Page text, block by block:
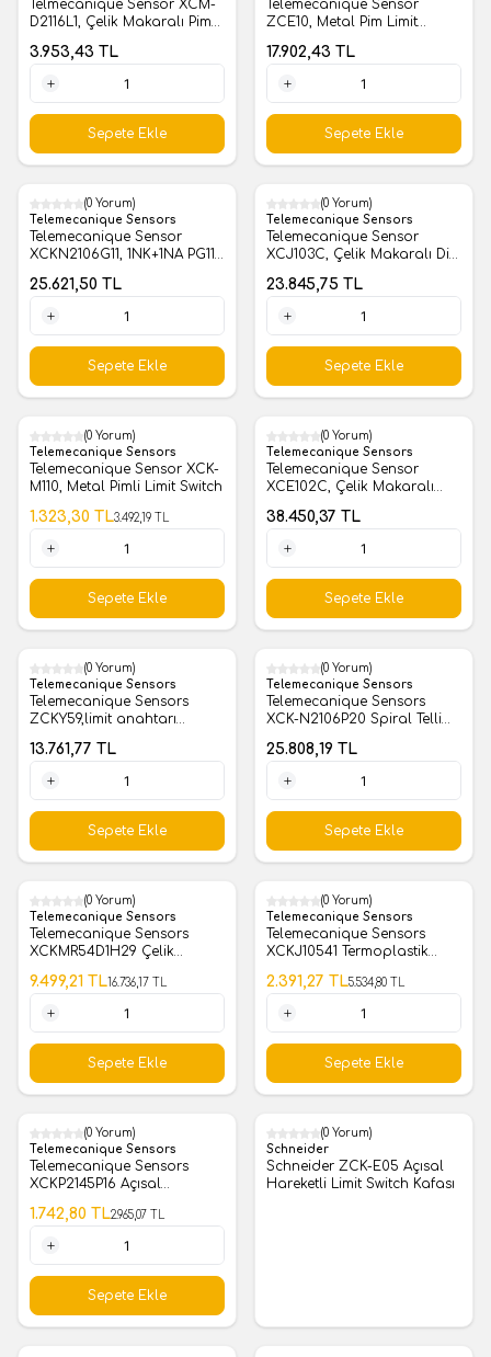
Telmecanique Sensor XCM-
D2116L1, Çelik Makaralı Pim
3.953,43 TL
1 Adet
Sepete Ekle
Telemecanique Sensor
ZCE10, Metal Pim Limit
17.902,43 TL
1 Adet
Sepete Ekle
(0 Yorum)
Telemecanique Sensors
Telemecanique Sensor
XCKN2106G11, 1NK+1NA PG11
25.621,50 TL
1 Adet
Sepete Ekle
(0 Yorum)
Telemecanique Sensors
Telemecanique Sensor
XCJ103C, Çelik Makaralı Dik
23.845,75 TL
1 Adet
Sepete Ekle
%62
(0 Yorum)
Telemecanique Sensors
Telemecanique Sensor XCK-
M110, Metal Pimli Limit Switch
3.492,19
1.323,30 TL
1 Adet
Sepete Ekle
(0 Yorum)
Telemecanique Sensors
Telemecanique Sensor
XCE102C, Çelik Makaralı
38.450,37 TL
1 Adet
Sepete Ekle
(0 Yorum)
Telemecanique Sensors
Telemecanique Sensors
ZCKY59,limit anahtarı
çubuk maniv 6mm
13.761,77 TL
1 Adet
Sepete Ekle
(0 Yorum)
Telemecanique Sensors
Telemecanique Sensors
XCK-N2106P20 Spiral Telli
25.808,19 TL
1 Adet
Sepete Ekle
%43
(0 Yorum)
Telemecanique Sensors
Telemecanique Sensors
XCKMR54D1H29 Çelik
Limit Switch16.736,17
9.499,21 TL
1 Adet
Sepete Ekle
%57
(0 Yorum)
Telemecanique Sensors
Telemecanique Sensors
XCKJ10541 Termoplastik
5.534,80
2.391,27 TL
1 Adet
Sepete Ekle
%41
(0 Yorum)
Telemecanique Sensors
Telemecanique Sensors
XCKP2145P16 Açısal
Limit Switch 2.965,07
1.742,80 TL
1 Adet
Sepete Ekle
(0 Yorum)
Schneider
Schneider ZCK-E05 Açısal
Hareketli Limit Switch Kafası